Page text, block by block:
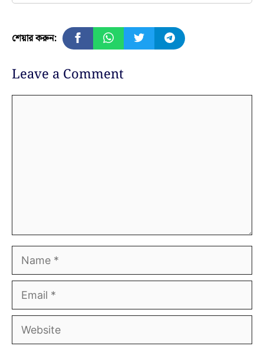
শেয়ার করুন:
Leave a Comment
Name
Email
Website